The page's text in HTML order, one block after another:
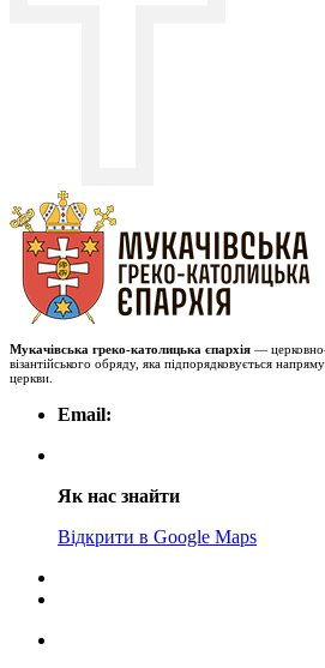
Мукачівська греко-католицька єпархія —
візантійського обряду, яка підпорядковується
церкви.
Email:
Як нас знайти
Відкрити в Google Maps